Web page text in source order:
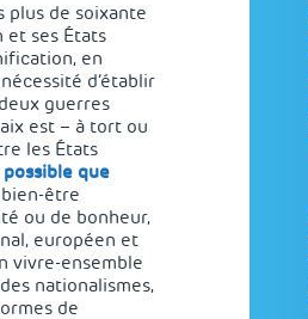
plus de soixante
et ses États
en
d’établir
guerres
est – à tort ou
les États
que
être
ou de bonheur,
européen et
vivre-ensemble
nationalismes,
de